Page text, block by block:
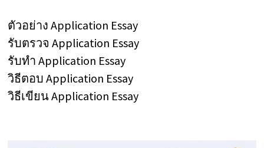
ตัวอย่าง Application Essay
รับตรวจ Application Essay
รับทำ Application Essay
วิธีตอบ Application Essay
วิธีเขียน Application Essay